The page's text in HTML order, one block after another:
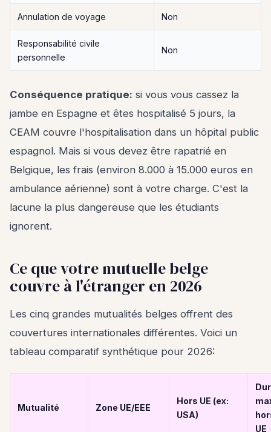
Annulation de voyage Non
Responsabilité civile
personnelle
Non
Conséquence pratique: si vous vous cassez la
jambe en Espagne et êtes hospitalisé 5 jours, la
CEAM couvre l'hospitalisation dans un hôpital public
espagnol. Mais si vous devez être rapatrié en
Belgique, les frais (environ 8.000 à 15.000 euros en
ambulance aérienne) sont à votre charge. C'est la
lacune la plus dangereuse que les étudiants
ignorent.
Ce que votre mutuelle belge
couvre à l'étranger en 2026
Les cinq grandes mutualités belges offrent des
couvertures internationales différentes. Voici un
tableau comparatif synthétique pour 2026:
Mutualité Zone UE/EEE
Hors UE (ex:
USA)
UE